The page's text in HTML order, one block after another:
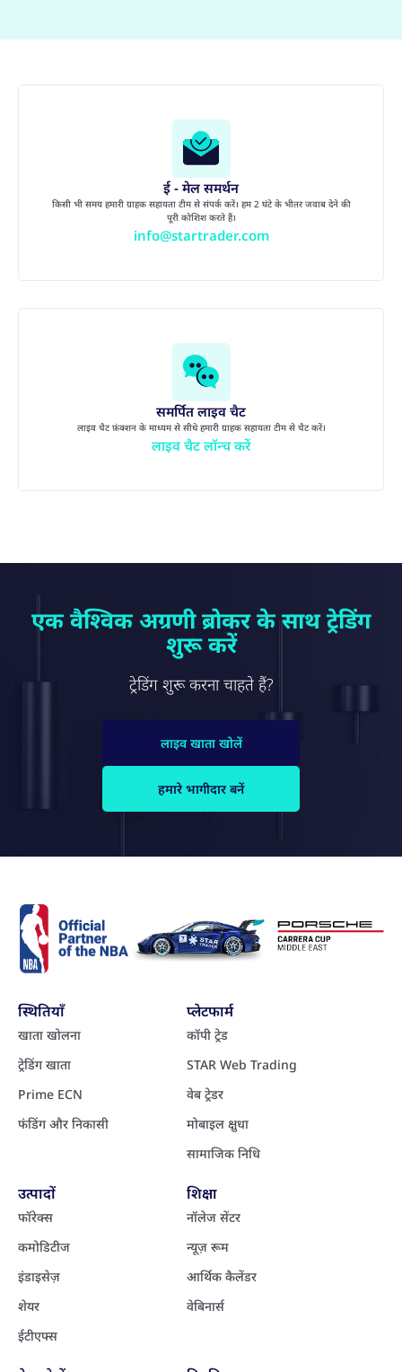
ई - मेल समर्थन
किसी भी समय हमारी ग्राहक सहायता टीम से संपर्क करें। हम 2 घंटे के भीतर जवाब देने की
पूरी कोशिश करते हैं।
info@startrader.com
समर्पित लाइव चैट
लाइव चैट फ़ंक्शन के माध्यम से सीधे हमारी ग्राहक सहायता टीम से चैट करें।
लाइव चैट लॉन्च करें
एक वैश्विक अग्रणी ब्रोकर के साथ ट्रेडिंग
शुरू करें
ट्रेडिंग शुरू करना चाहते हैं?
लाइव खाता खोलें
हमारे भागीदार बनें
स्थितियाँ
खाता खोलना
ट्रेडिंग खाता
Prime ECN
फंडिंग और निकासी
प्लेटफार्म
कॉपी ट्रेड
STAR Web Trading
वेब ट्रेडर
मोबाइल क्षुधा
सामाजिक निधि
उत्पादों
फॉरेक्स
कमोडिटीज
इंडाइसेज़
शेयर
ईटीएफ्स
शिक्षा
नॉलेज सेंटर
न्यूज़ रूम
आर्थिक कैलेंडर
वेबिनार्स